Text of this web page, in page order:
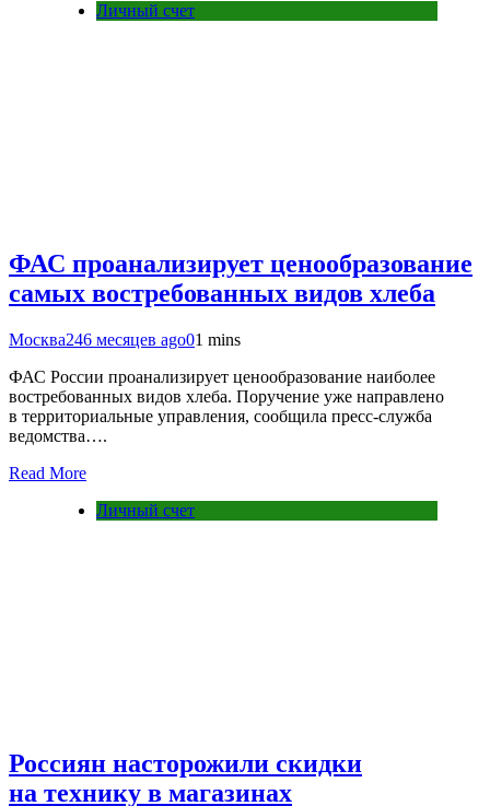
Личный счет
ФАС проанализирует ценообразование
самых востребованных видов хлеба
Москва246 месяцев ago01 mins
ФАС России проанализирует ценообразование наиболее
востребованных видов хлеба. Поручение уже направлено
в территориальные управления, сообщила пресс-служба
ведомства….
Read More
Личный счет
Россиян насторожили скидки
на технику в магазинах